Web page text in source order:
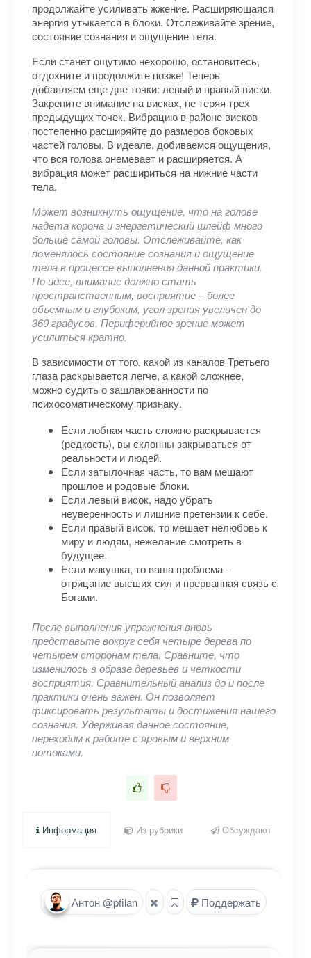
продолжайте усиливать жжение. Расширяющаяся
энергия утыкается в блоки. Отслеживайте зрение,
состояние сознания и ощущение тела.
Если станет ощутимо нехорошо, остановитесь,
отдохните и продолжите позже! Теперь
добавляем еще две точки: левый и правый виски.
Закрепите внимание на висках, не теряя трех
предыдущих точек. Вибрацию в районе висков
постепенно расширяйте до размеров боковых
частей головы. В идеале, добиваемся ощущения,
что вся голова онемевает и расширяется. А
вибрация может расшириться на нижние части
тела.
Может возникнуть ощущение, что на голове
надета корона и энергетический шлейф много
больше самой головы. Отслеживайте, как
поменялось состояние сознания и ощущение
тела в процессе выполнения данной практики.
По идее, внимание должно стать
пространственным, восприятие – более
объемным и глубоким, угол зрения увеличен до
360 градусов. Периферийное зрение может
усилиться кратно.
В зависимости от того, какой из каналов Третьего
глаза раскрывается легче, а какой сложнее,
можно судить о зашлакованности по
психосоматическому признаку.
Если лобная часть сложно раскрывается
(редкость), вы склонны закрываться от
реальности и людей.
Если затылочная часть, то вам мешают
прошлое и родовые блоки.
Если левый висок, надо убрать
неуверенность и лишние претензии к себе.
Если правый висок, то мешает нелюбовь к
миру и людям, нежелание смотреть в
будущее.
Если макушка, то ваша проблема –
отрицание высших сил и прерванная связь с
Богами.
После выполнения упражнения вновь
представьте вокруг себя четыре дерева по
четырем сторонам тела. Сравните, что
изменилось в образе деревьев и четкости
восприятия. Сравнительный анализ до и после
практики очень важен. Он позволяет
фиксировать результаты и достижения нашего
сознания. Удерживая данное состояние,
переходим к работе с яровым и верхним
потоками.
Информация Из рубрики Обсуждают
Антон @pfilan Поддержать